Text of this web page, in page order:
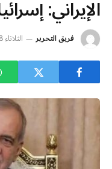
الإيراني:
فريق التحرير الثلاثاء 08 يوليو 3:45 ص